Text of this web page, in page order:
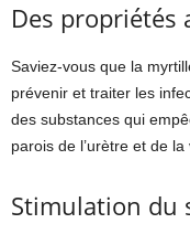
Des propriétés
Saviez-vous que la
prévenir et traiter les
des substances qui
parois de l’urètre et de la
Stimulation du